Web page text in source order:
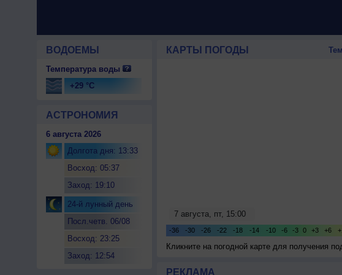
ВОДОЕМЫ
Температура воды
+29 °C
АСТРОНОМИЯ
6 августа 2026
Долгота дня: 13:33
Восход: 05:37
Заход: 19:10
24-й лунный день
Посл.четв. 06/08
Восход: 23:25
Заход: 12:54
КАРТЫ ПОГОДЫ
Кликните на погодной карте для получения
РЕКЛАМА